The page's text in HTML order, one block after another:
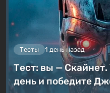
Тесты 1 день назад
Тест: вы —
день и победите